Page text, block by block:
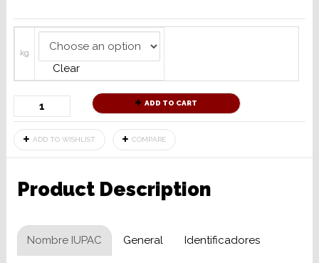
kg
Clear
ADD TO CART
ADD TO WISHLIST COMPARE
Product Description
Nombre IUPAC General Identificadores